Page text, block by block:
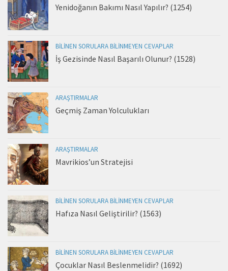
Yenidoğanın Bakımı Nasıl Yapılır? (1254)
BILINEN SORULARA BILINMEYEN CEVAPLAR
İş Gezisinde Nasıl Başarılı Olunur? (1528)
ARAŞTIRMALAR
Geçmiş Zaman Yolculukları
ARAŞTIRMALAR
Mavrikios’un Stratejisi
BILINEN SORULARA BILINMEYEN CEVAPLAR
Hafıza Nasıl Geliştirilir? (1563)
BILINEN SORULARA BILINMEYEN CEVAPLAR
Çocuklar Nasıl Beslenmelidir? (1692)